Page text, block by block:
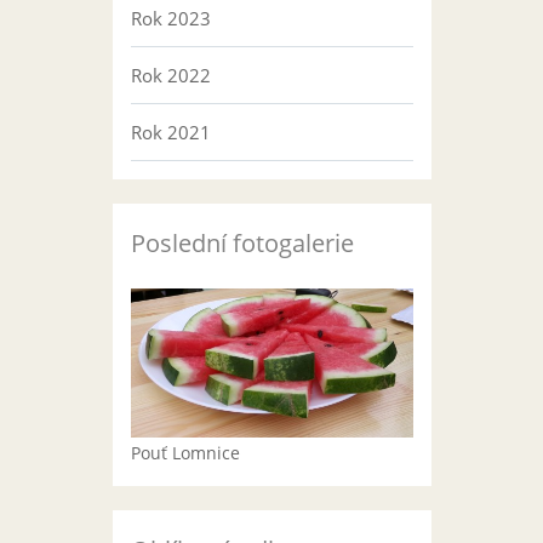
Rok 2023
Rok 2022
Rok 2021
Poslední fotogalerie
Pouť Lomnice